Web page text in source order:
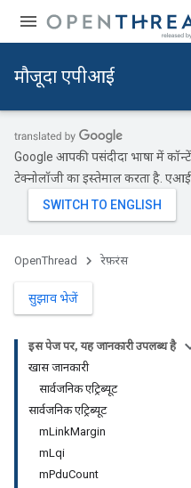
मौजूदा एपीआई
Google आपकी पसंदीदा भाषा में
टेक्नोलॉजी का इस्तेमाल करता है.
OpenThread रेफ़रंस
सुझाव भेजें
इस पेज पर, यह जानकारी उपलब्ध है
खास जानकारी
सार्वजनिक एट्रिब्यूट
सार्वजनिक एट्रिब्यूट
mLinkMargin
mLqi
mPduCount